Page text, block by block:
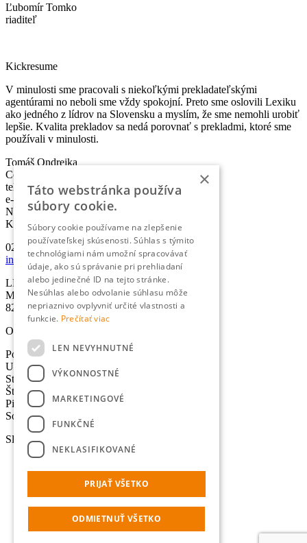
Ľubomír Tomko
riaditeľ
Kickresume
V minulosti sme pracovali s niekoľkými prekladateľskými
agentúrami no neboli sme vždy spokojní. Preto sme oslovili Lexiku
ako jedného z lídrov na Slovensku a myslím, že sme nemohli urobiť
lepšie. Kvalita prekladov sa nedá porovnať s prekladmi, ktoré sme
používali v minulosti.
Tomáš Ondrejka
Co-founder & Head of Marketing
telefón: +421 2 5010 6700
e-mail:
info@lexika.sk
Nájdete nás:
Kontakty
02/501 067 00
info@lexika.sk
LEXIKA s.r.o.
Miletičova 21
821 09 Bratislava
Otváracie hodiny
Pondelok: 8:30-17:00 hod.
Utorok: 8:30-17:00 hod.
Streda: 8:30-17:00 hod.
Štvrtok: 8:30-17:00 hod.
Piatok: 8:30-17:00 hod.
Sobota - Nedeľa: Zatvorené
Služby
Úradné preklady
Lokalizácia
Výpočet normostrán
Online prekladač
×
Táto webstránka používa
súbory cookie.
Súbory cookie používame na zlepšenie
používateľskej skúsenosti. Súhlas s týmito
technológiami nám umožní spracovávať
údaje, ako sú správanie pri prehliadaní
alebo jedinečné ID na tejto stránke.
Nesúhlas alebo odvolanie súhlasu môže
nepriaznivo ovplyvniť určité vlastnosti a
funkcie. Prečítať viac
LEN NEVYHNUTNÉ
VÝKONNOSTNÉ
MARKETINGOVÉ
FUNKČNÉ
NEKLASIFIKOVANÉ
PRIJAŤ VŠETKO
ODMIETNUŤ VŠETKO